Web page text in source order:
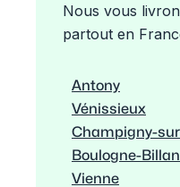
Nous vous
partout en
Antony
Vénissieux
Champigny-
Boulogne-
Vienne